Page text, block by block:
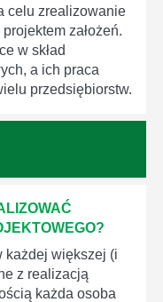
celu zrealizowanie
założeń.
w skład
a ich praca
przedsiębiorstw.
każdej większej (i
z realizacją
każda osoba